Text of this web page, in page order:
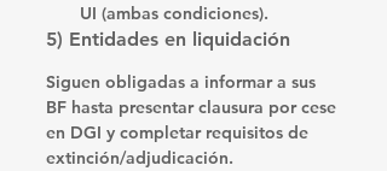
UI (ambas condiciones).
5) Entidades en liquidación
Siguen obligadas a informar a sus
BF hasta presentar clausura por cese
en DGI y completar requisitos de
extinción/adjudicación.